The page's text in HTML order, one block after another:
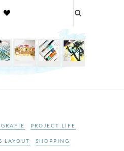
PROJECT LIFE
LAYOUT SHOPPING